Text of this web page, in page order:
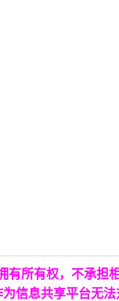
所有权，不承
信息共享平台无